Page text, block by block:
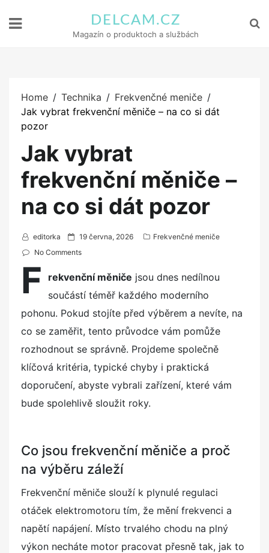
DELCAM.CZ
Magazín o produktoch a službách
Home Technika
Frekvenčné meniče
Jak vybrat frekvenční měniče – na co si dát
pozor
Jak vybrat
frekvenční měniče –
na co si dát pozor
editorka
P
o
t
e
d
n
19 června, 2026
Frekvenčné meniče
No Comments
F rekvenční měniče jsou dnes nedílnou
součástí téměř každého moderního
pohonu. Pokud stojíte před výběrem a nevíte, na
co se zaměřit, tento průvodce vám pomůže
rozhodnout se správně. Projdeme společně
klíčová kritéria, typické chyby i praktická
doporučení, abyste vybrali zařízení, které vám
bude spolehlivě sloužit roky.
Co jsou frekvenční měniče a proč
na výběru záleží
Frekvenční měniče slouží k plynulé regulaci
otáček elektromotoru tím, že mění frekvenci a
napětí napájení. Místo trvalého chodu na plný
výkon necháte motor pracovat přesně tak, jak to